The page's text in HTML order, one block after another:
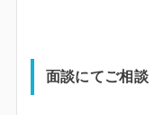
面談にてご相談